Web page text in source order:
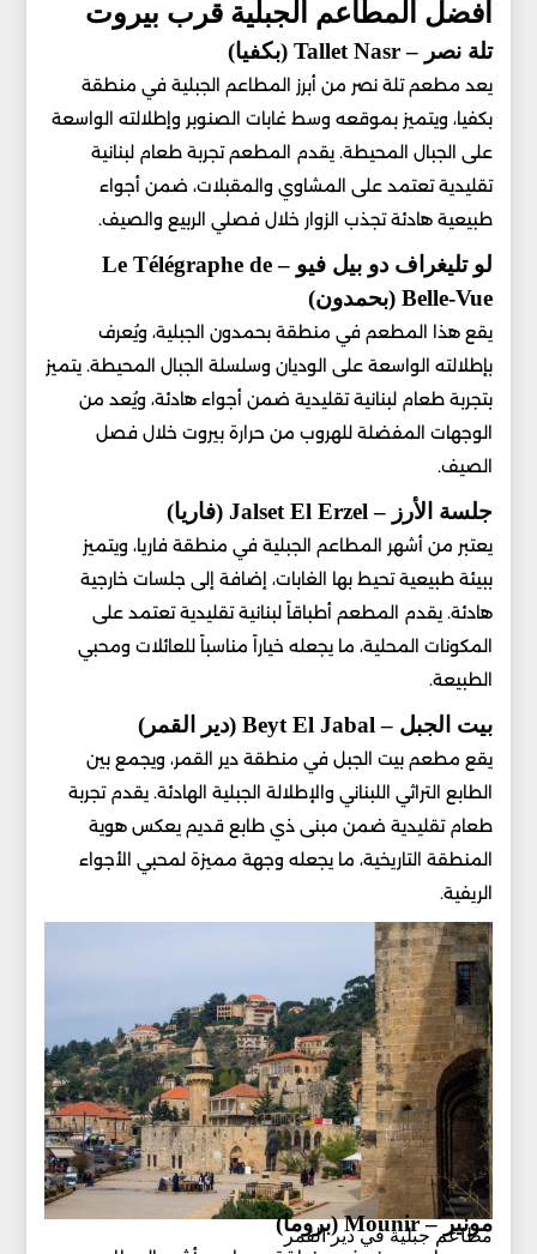
أفضل المطاعم الجبلية قرب بيروت
تلة نصر – Tallet Nasr (بكفيا)
يعد مطعم تلة نصر من أبرز المطاعم الجبلية في منطقة
بكفيا، ويتميز بموقعه وسط غابات الصنوبر وإطلالته الواسعة
على الجبال المحيطة. يقدم المطعم تجربة طعام لبنانية
تقليدية تعتمد على المشاوي والمقبلات، ضمن أجواء
طبيعية هادئة تجذب الزوار خلال فصلي الربيع والصيف.
لو تليغراف دو بيل فيو – Le Télégraphe de
Belle-Vue (بحمدون)
يقع هذا المطعم في منطقة بحمدون الجبلية، ويُعرف
بإطلالته الواسعة على الوديان وسلسلة الجبال المحيطة. يتميز
بتجربة طعام لبنانية تقليدية ضمن أجواء هادئة، ويُعد من
الوجهات المفضلة للهروب من حرارة بيروت خلال فصل
الصيف.
جلسة الأرز – Jalset El Erzel (فاريا)
يعتبر من أشهر المطاعم الجبلية في منطقة فاريا، ويتميز
ببيئة طبيعية تحيط بها الغابات، إضافة إلى جلسات خارجية
هادئة. يقدم المطعم أطباقاً لبنانية تقليدية تعتمد على
المكونات المحلية، ما يجعله خياراً مناسباً للعائلات ومحبي
الطبيعة.
بيت الجبل – Beyt El Jabal (دير القمر)
يقع مطعم بيت الجبل في منطقة دير القمر، ويجمع بين
الطابع التراثي اللبناني والإطلالة الجبلية الهادئة. يقدم تجربة
طعام تقليدية ضمن مبنى ذي طابع قديم يعكس هوية
المنطقة التاريخية، ما يجعله وجهة مميزة لمحبي الأجواء
الريفية.
مطاعم جبلية في دير القمر
مونير – Mounir (بروما)